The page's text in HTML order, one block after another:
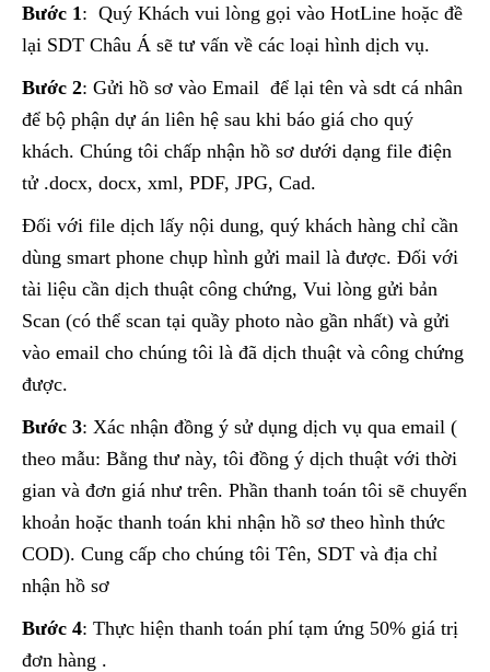
Bước 1 : Quý Khách vui lòng gọi vào HotLine hoặc đề
lại SDT Châu Á sẽ tư vấn về các loại hình dịch vụ.
Bước 2: Gửi hồ sơ vào Email để lại tên và sdt cá nhân
để bộ phận dự án liên hệ sau khi báo giá cho quý
khách. Chúng tôi chấp nhận hồ sơ dưới dạng file điện
tử .docx, docx, xml, PDF, JPG, Cad.
Đối với file dịch lấy nội dung, quý khách hàng chỉ cần
dùng smart phone chụp hình gửi mail là được. Đối với
tài liệu cần dịch thuật công chứng, Vui lòng gửi bản
Scan (có thể scan tại quầy photo nào gần nhất) và gửi
vào email cho chúng tôi là đã dịch thuật và công chứng
được.
Bước 3: Xác nhận đồng ý sử dụng dịch vụ qua email (
theo mẫu: Bằng thư này, tôi đồng ý dịch thuật với thời
gian và đơn giá như trên. Phần thanh toán tôi sẽ chuyển
khoản hoặc thanh toán khi nhận hồ sơ theo hình thức
COD). Cung cấp cho chúng tôi Tên, SDT và địa chỉ
nhận hồ sơ
Bước 4: Thực hiện thanh toán phí tạm ứng 50% giá trị
đơn hàng .